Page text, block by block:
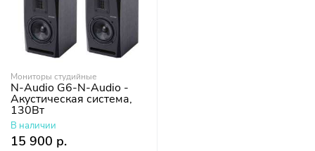
Мониторы студийные
N-Audio G6-N-Audio -
Акустическая система,
130Вт
В наличии
15 900 р.